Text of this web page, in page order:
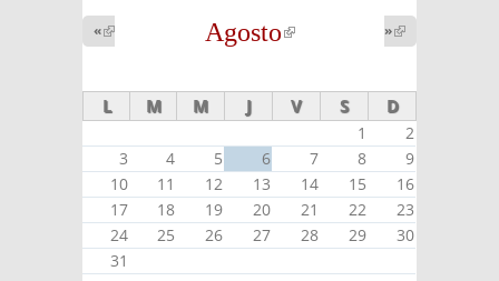
Agosto
(link is
«
external)
»
external)
L M M J V S D
1
2
3
4 5 6 7 8
9
10
11 12 13 14 15
16
17
18 19 20 21 22
23
24
25 26 27 28 29
30
31